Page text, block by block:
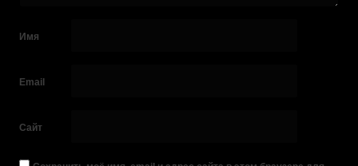
Имя
Email
Сайт